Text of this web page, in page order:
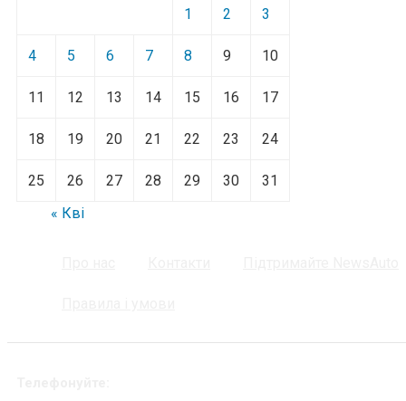
1 2 3
4 5 6 7 8 9 10
11 12 13 14 15 16 17
18 19 20 21 22 23 24
25 26 27 28 29 30
31
« Кві